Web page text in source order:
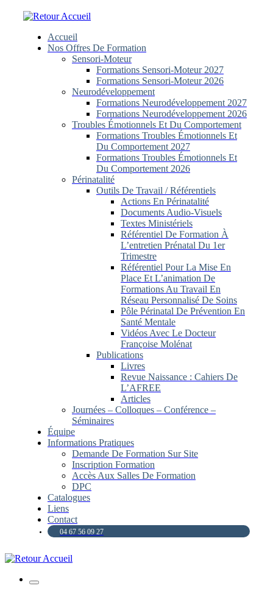
Accueil
Nos Offres De Formation
Sensori-Moteur
Formations Sensori-Moteur 2027
Formations Sensori-Moteur 2026
Neurodéveloppement
Formations Neurodéveloppement 2027
Formations Neurodéveloppement 2026
Troubles Émotionnels Et Du Comportement
Formations Troubles Émotionnels Et
Du Comportement 2027
Formations Troubles Émotionnels Et
Du Comportement 2026
Périnatalité
Outils De Travail / Référentiels
Actions En Périnatalité
Documents Audio-Visuels
Textes Ministériels
Référentiel De Formation À
L’entretien Prénatal Du 1er
Trimestre
Référentiel Pour La Mise En
Place Et L’animation De
Formations Au Travail En
Réseau Personnalisé De Soins
Pôle Périnatal De Prévention En
Santé Mentale
Vidéos Avec Le Docteur
Françoise Molénat
Publications
Livres
Revue Naissance : Cahiers De
L’AFREE
Articles
Journées – Colloques – Conférence –
Séminaires
Équipe
Informations Pratiques
Demande De Formation Sur Site
Inscription Formation
Accès Aux Salles De Formation
DPC
Catalogues
Liens
Contact
04 67 56 09 27
Menu